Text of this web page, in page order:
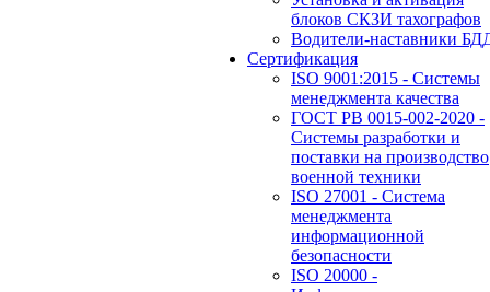
блоков СКЗИ тахографов
Водители-наставники
Сертификация
ISO 9001:2015 - Системы
менеджмента качества
ГОСТ РВ 0015-002-2020 -
Системы разработки и
поставки на производство
военной техники
ISO 27001 - Система
менеджмента
информационной
безопасности
ISO 20000 -